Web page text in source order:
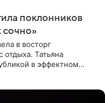
поклонников
сочно»
в восторг
Татьяна
в эффектном